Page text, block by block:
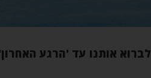
אותנו עד 'הרגע